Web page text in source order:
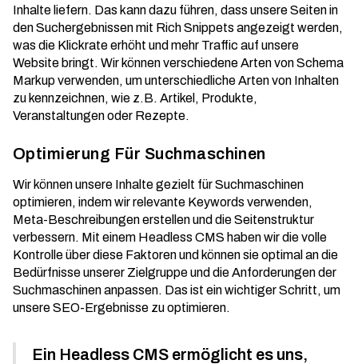
Inhalte liefern. Das kann dazu führen, dass unsere Seiten in
den Suchergebnissen mit Rich Snippets angezeigt werden,
was die Klickrate erhöht und mehr Traffic auf unsere
Website bringt. Wir können verschiedene Arten von Schema
Markup verwenden, um unterschiedliche Arten von Inhalten
zu kennzeichnen, wie z.B. Artikel, Produkte,
Veranstaltungen oder Rezepte.
Optimierung Für Suchmaschinen
Wir können unsere Inhalte gezielt für Suchmaschinen
optimieren, indem wir relevante Keywords verwenden,
Meta-Beschreibungen erstellen und die Seitenstruktur
verbessern. Mit einem Headless CMS haben wir die volle
Kontrolle über diese Faktoren und können sie optimal an die
Bedürfnisse unserer Zielgruppe und die Anforderungen der
Suchmaschinen anpassen. Das ist ein wichtiger Schritt, um
unsereSEO-Ergebnisse zu optimieren.
Ein Headless CMS ermöglicht es uns,